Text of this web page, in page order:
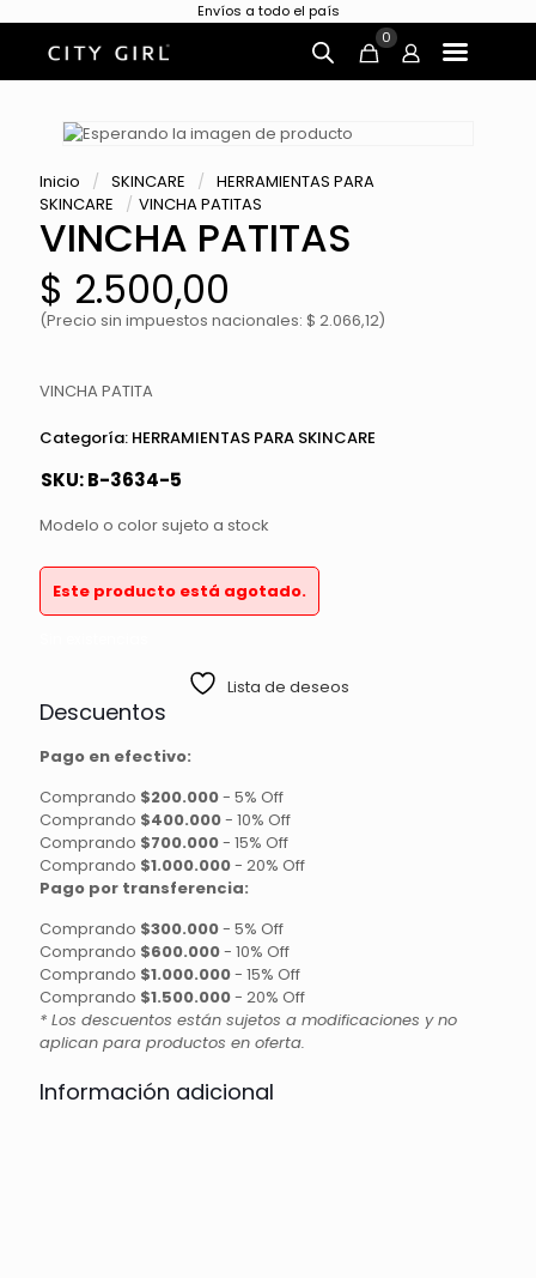
Envíos a todo el país
0
Inicio / SKINCARE / HERRAMIENTAS PARA
SKINCARE
/ VINCHA PATITAS
VINCHA PATITAS
$ 2.500,00
(Precio sin impuestos nacionales: $ 2.066,12)
VINCHA PATITA
Categoría: HERRAMIENTAS PARA SKINCARE
SKU:B-3634-5
Modelo o color sujeto a stock
Este producto está agotado.
Lista de deseos
Descuentos
Pago en efectivo:
Comprando $200.000- 5% Off
Comprando $400.000- 10% Off
Comprando $700.000- 15% Off
Comprando $1.000.000- 20% Off
Pago por transferencia:
Comprando $300.000- 5% Off
Comprando $600.000- 10% Off
Comprando $1.000.000- 15% Off
Comprando $1.500.000- 20% Off
* Los descuentos están sujetos a modificaciones y no
aplican para productos en oferta.
Información adicional